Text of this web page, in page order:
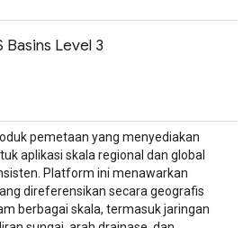
Basins Level 3
pemetaan yang menyediakan
aplikasi skala regional dan global
Platform ini menawarkan
direferensikan secara geografis
berbagai skala, termasuk jaringan